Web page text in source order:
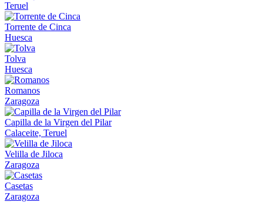
Teruel
Torrente de Cinca
Huesca
Tolva
Huesca
Romanos
Zaragoza
Capilla de la Virgen del Pilar
Calaceite, Teruel
Velilla de Jiloca
Zaragoza
Casetas
Zaragoza